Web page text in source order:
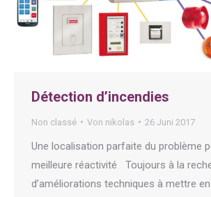
Détection d’incendies
Non classé Von nikolas 26 Juni 2017
Une localisation parfaite du problème
meilleure réactivité Toujours à la
d’améliorations techniques à mettre